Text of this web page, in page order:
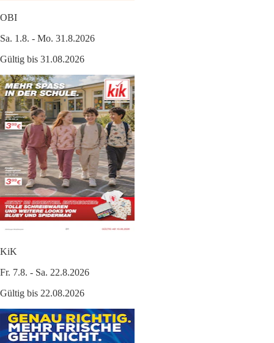
OBI
Sa. 1.8. - Mo. 31.8.2026
Gültig bis 31.08.2026
KiK
Fr. 7.8. - Sa. 22.8.2026
Gültig bis 22.08.2026